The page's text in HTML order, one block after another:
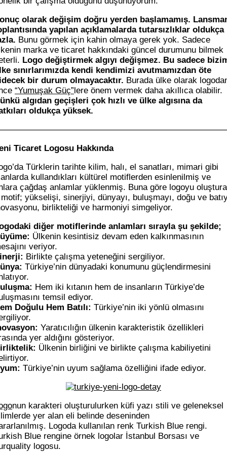
olarak değişim doğru yerden başlamamış.
yapılan açıklamalarda tutarsızlıklar oldukça
Bunu görmek için kahin olmaya gerek yok. Sadece
marka ve ticaret hakkındaki güncel durumunu bilmek
Logo değiştirmek algıyı değişmez. Bu sadece
sınırlarımızda kendi kendimizi avutmamızdan öte
bir durum olmayacaktır. Burada ülke olarak
“Yumuşak Güç” lere önem vermek daha akıllıca olabilir.
algıdan geçişleri çok hızlı ve ülke algısına da
oldukça yüksek.
Ticaret Logosu Hakkında
Türklerin tarihte kilim, halı, el sanatları, mimari gibi
kullandıkları kültürel motiflerden esinlenilmiş ve
çağdaş anlamlar yüklenmiş. Buna göre logoyu
yükselişi, sinerjiyi, dünyayı, buluşmayı, doğu ve
birlikteliği ve harmoniyi simgeliyor.
diğer motiflerinde anlamları sırayla şu şekilde;
Ülkenin kesintisiz devam eden kalkınmasının
veriyor.
Birlikte çalışma yeteneğini sergiliyor.
Türkiye’nin dünyadaki konumunu güçlendirmesini
Hem iki kıtanın hem de insanların Türkiye’de
temsil ediyor.
Doğulu Hem Batılı: Türkiye’nin iki yönlü olmasını
Yaratıcılığın ülkenin karakteristik özellikleri
yer aldığını gösteriyor.
Ülkenin birliğini ve birlikte çalışma kabiliyetini
Türkiye’nin uyum sağlama özelliğini ifade ediyor.
nun karakteri oluşturulurken küfi yazı stili ve geleneksel
yer alan eli belinde deseninden
Logoda kullanılan renk Turkish Blue rengi.
Blue rengine örnek logolar İstanbul Borsası ve
logosu.